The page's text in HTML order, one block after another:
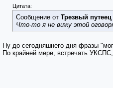
Цитата:
Сообщение от Трезвый путеец
Что-то я не вижу этой
Ну до сегодняшнего дня фразы
По крайней мере, встречать